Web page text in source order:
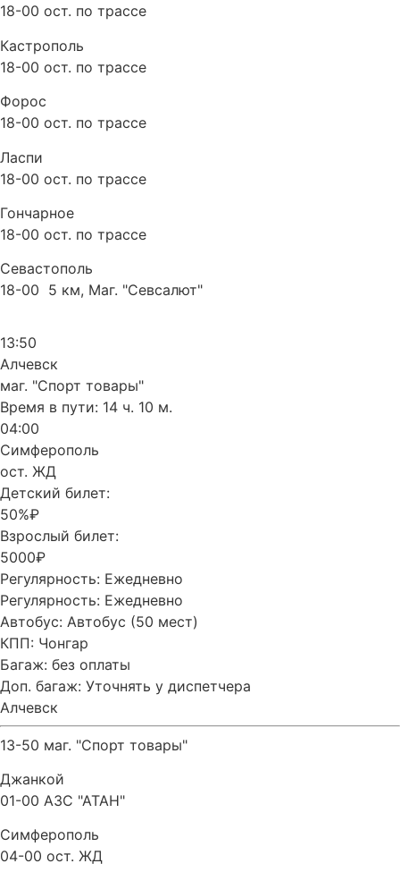
18-00 ост. по трассе
Кастрополь
18-00 ост. по трассе
Форос
18-00 ост. по трассе
Ласпи
18-00 ост. по трассе
Гончарное
18-00 ост. по трассе
Севастополь
18-00 5 км, Маг. "Севсалют"
13:50
Алчевск
маг. "Спорт товары"
Время в пути: 14 ч. 10 м.
04:00
Симферополь
ост. ЖД
Детский билет:
50%₽
Взрослый билет:
5000₽
Регулярность: Ежедневно
Регулярность: Ежедневно
Автобус: Автобус (50 мест)
КПП: Чонгар
Багаж: без оплаты
Доп. багаж: Уточнять у диспетчера
Алчевск
13-50 маг. "Спорт товары"
Джанкой
01-00 АЗС "АТАН"
Симферополь
04-00 ост. ЖД